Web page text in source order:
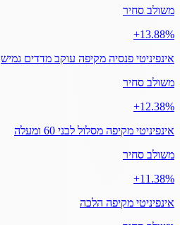
משולב סחיר
‎+13.88%
אינפיניטי פנסיה מקיפה עוקב מדדים גמיש
משולב סחיר
‎+12.38%
אינפיניטי מקיפה מסלול לבני 60 ומעלה
משולב סחיר
‎+11.38%
אינפיניטי מקיפה הלכה